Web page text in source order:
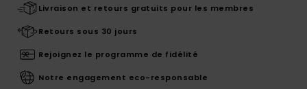
Livraison et retours gratuits pour les membres
Retours sous 30 jours
Rejoignez le programme de fidélité
Notre engagement eco-responsable